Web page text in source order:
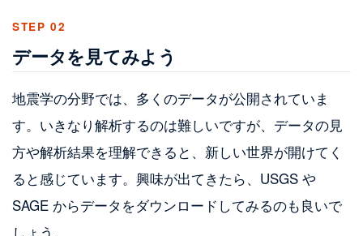
STEP 02
データを見てみよう
地震学の分野では、多くのデータが公開されていま
す。いきなり解析するのは難しいですが、データの見
方や解析結果を理解できると、新しい世界が開けてく
ると感じています。興味が出てきたら、USGS や
SAGE からデータをダウンロードしてみるのも良いで
しょう。